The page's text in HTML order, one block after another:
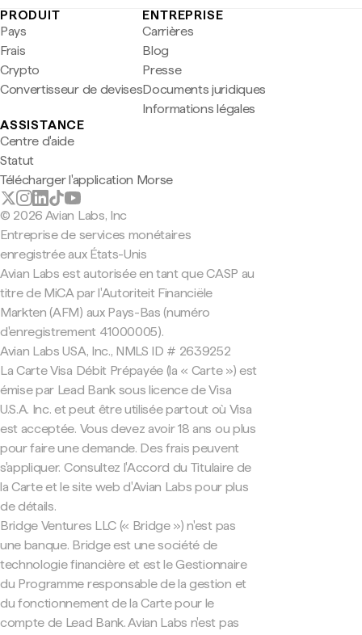
PRODUIT
Pays
Frais
Crypto
Convertisseur de devises
ENTREPRISE
Carrières
Blog
Presse
Documents juridiques
Informations légales
ASSISTANCE
Centre d'aide
Statut
Télécharger l'application Morse
© 2026 Avian Labs, Inc
Entreprise de services monétaires
enregistrée aux États-Unis
Avian Labs est autorisée en tant que CASP au
titre de MiCA par l'Autoriteit Financiële
Markten (AFM) aux Pays-Bas (numéro
d'enregistrement 41000005).
Avian Labs USA, Inc., NMLS ID # 2639252
La Carte Visa Débit Prépayée (la « Carte ») est
émise par Lead Bank sous licence de Visa
U.S.A. Inc. et peut être utilisée partout où Visa
est acceptée. Vous devez avoir 18 ans ou plus
pour faire une demande. Des frais peuvent
s'appliquer. Consultez l'Accord du Titulaire de
la Carte et le site web d'Avian Labs pour plus
de détails.
Bridge Ventures LLC (« Bridge ») n'est pas
une banque. Bridge est une société de
technologie financière et est le Gestionnaire
du Programme responsable de la gestion et
du fonctionnement de la Carte pour le
compte de Lead Bank. Avian Labs n'est pas